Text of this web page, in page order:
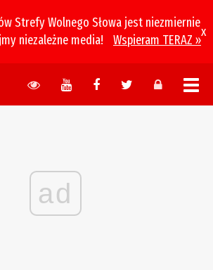
Strefy Wolnego Słowa jest niezmiernie
niezależne media!
Wspieram TERAZ »
x
ad